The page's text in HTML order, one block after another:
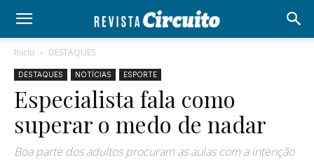
Início DESTAQUES
DESTAQUES NOTÍCIAS ESPORTE
Especialista fala como
superar o medo de nadar
Boa parte dos adultos procuram as aulas com a intenção